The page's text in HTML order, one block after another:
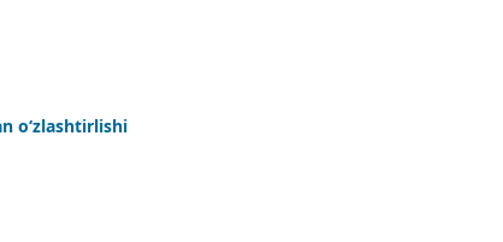
o‘zlashtirlishi